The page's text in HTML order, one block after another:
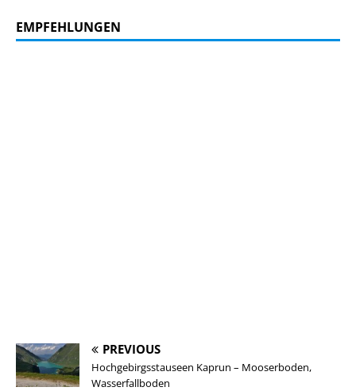
EMPFEHLUNGEN
PREVIOUS
Hochgebirgsstauseen Kaprun – Mooserboden,
Wasserfallboden